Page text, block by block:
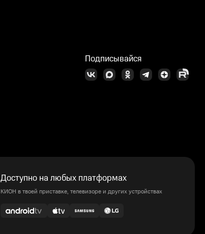
Подписывайся
Доступно на любых платформах
КИОН в твоей приставке, телевизоре и других устройствах